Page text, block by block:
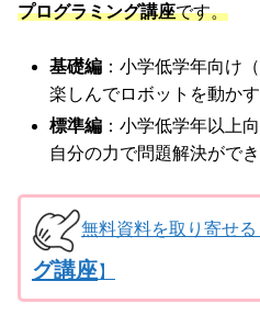
プログラミング講座です。
基礎編 ：小学低学年向け（
楽しんでロボットを動か
標準編 ：小学低学年以上
自分の力で問題解決がで
無料資料を取り寄せる
グ講座】